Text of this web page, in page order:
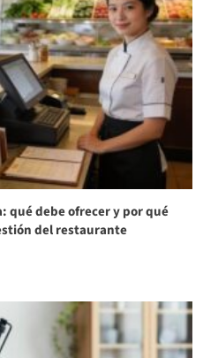
qué debe ofrecer y por qué
del restaurante